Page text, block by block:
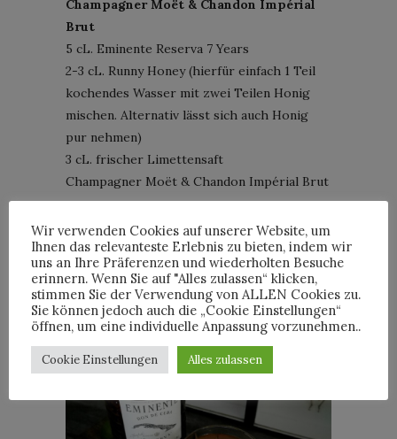
Champagner Moët & Chandon Impérial
Brut
5 cL. Eminente Reserva 7 Years
2-3 cL. Runny Honey (hierfür einfach 1 Teil
kochendes Wasser mit zwei Teilen Honig
mischen. Alternativ lässt sich auch Honig
pur nehmen)
3 cL. frischer Limettensaft
Champagner Moët & Chandon Impérial Brut
Wir verwenden Cookies auf unserer Website, um
Ihnen das relevanteste Erlebnis zu bieten, indem wir
uns an Ihre Präferenzen und wiederholten Besuche
erinnern. Wenn Sie auf "Alles zulassen“ klicken,
stimmen Sie der Verwendung von ALLEN Cookies zu.
Sie können jedoch auch die „Cookie Einstellungen“
öffnen, um eine individuelle Anpassung vorzunehmen..
Cookie Einstellungen Alles zulassen